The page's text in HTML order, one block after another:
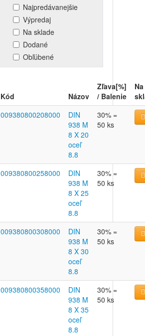
Najpredávanejšie
Výpredaj
Na sklade
Dodané
Obľúbené
Kód Názov
Zľava[%]
/ Balenie
Na
009380800208000
DIN
938 M
8 X 20
oceľ
8.8
30% =
50 ks
009380800258000
DIN
938 M
8 X 25
oceľ
8.8
30% =
50 ks
009380800308000
DIN
938 M
8 X 30
oceľ
8.8
30% =
50 ks
009380800358000
DIN
938 M
8 X 35
oceľ
8.8
30% =
50 ks